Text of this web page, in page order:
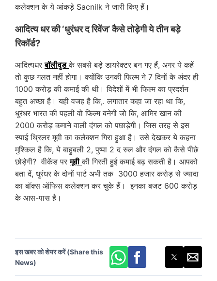
कलेक्शन के ये आंकड़े Sacnilk ने जारी किए हैं।
आदित्य धर की ‘धुरंधर द रिवेंज’ कैसे तोड़ेगी ये तीन बड़े
रिकॉर्ड?
आदित्यधरबॉलीवुड के सबसे बड़े डायरेक्टर बन गए हैं, अगर ये कहें
तो कुछ गलत नहीं होगा। क्योंकि उनकी फिल्म ने 7 दिनों के अंदर ही
1000 करोड़ की कमाई की थी। विदेशों में भी फिल्म का प्रदर्शन
बहुत अच्छा है। यही वजह है कि,. लगातार कहा जा रहा था कि,
धुरंधर भारत की पहली वो फिल्म बनेगी जो कि, आमिर खान की
2000 करोड़ कमाने वाली दंगल को पछाड़ेगी। जिस तरह से इस
स्पाई थ्रिलर मूवी का कलेक्शन गिरा हुआ है। उसे देखकर ये कहना
मुश्किल है कि, ये बाहुबली 2, पुष्पा 2 द रुल और दंगल को कैसे पीछे
छोड़ेगी? वीकेंड परमूवी की गिरती हुई कमाई बढ़ सकती है। आपको
बता दें, धुरंधर के दोनों पार्ट अभी तक 3000 हजार करोड़ से ज्यादा
का बॉक्स ऑफिस कलेक्शन कर चुके हैं। इनका बजट 600 करोड़
के आस-पास है।
इस खबर को शेयर करें (Share this
News)